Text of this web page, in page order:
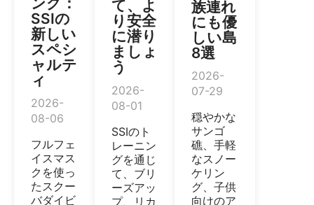
SSIの
新しい
スペシ
ャルテ
ィ
2026-
08-06
フルフェ
イスマス
クを使っ
たスクー
バダイビ
て、よ
り安全
に潜り
ましょ
う
2026-
08-01
SSIのト
レーニン
グを通じ
て、ブリ
ーズアッ
プ、リカ
族連れ
にも優
しい島
8選
2026-
07-29
穏やかな
サンゴ
礁、手軽
なスノー
ケリン
グ、子供
向けのア